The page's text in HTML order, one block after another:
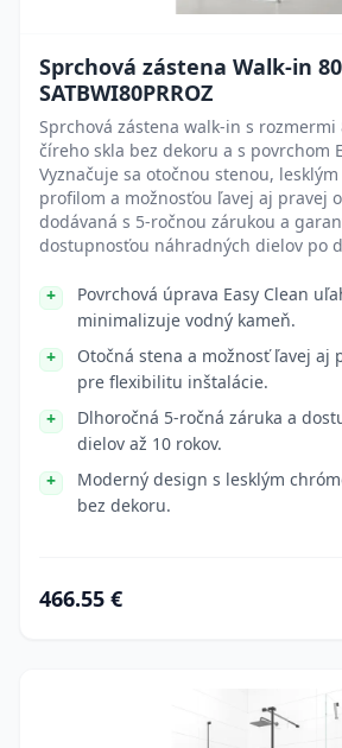
Sprchová zástena Walk-in
SATBWI80PRROZ
Sprchová zástena walk-in s rozmermi
číreho skla bez dekoru a s povrchom
Vyznačuje sa otočnou stenou,
profilom a možnosťou ľavej aj pravej
dodávaná s 5-ročnou zárukou a
dostupnosťou náhradných dielov po
Povrchová úprava Easy Clean
minimalizuje vodný kameň.
Otočná stena a možnosť ľavej aj
pre flexibilitu inštalácie.
Dlhoročná 5-ročná záruka a
dielov až 10 rokov.
Moderný design s lesklým
bez dekoru.
466.55 €